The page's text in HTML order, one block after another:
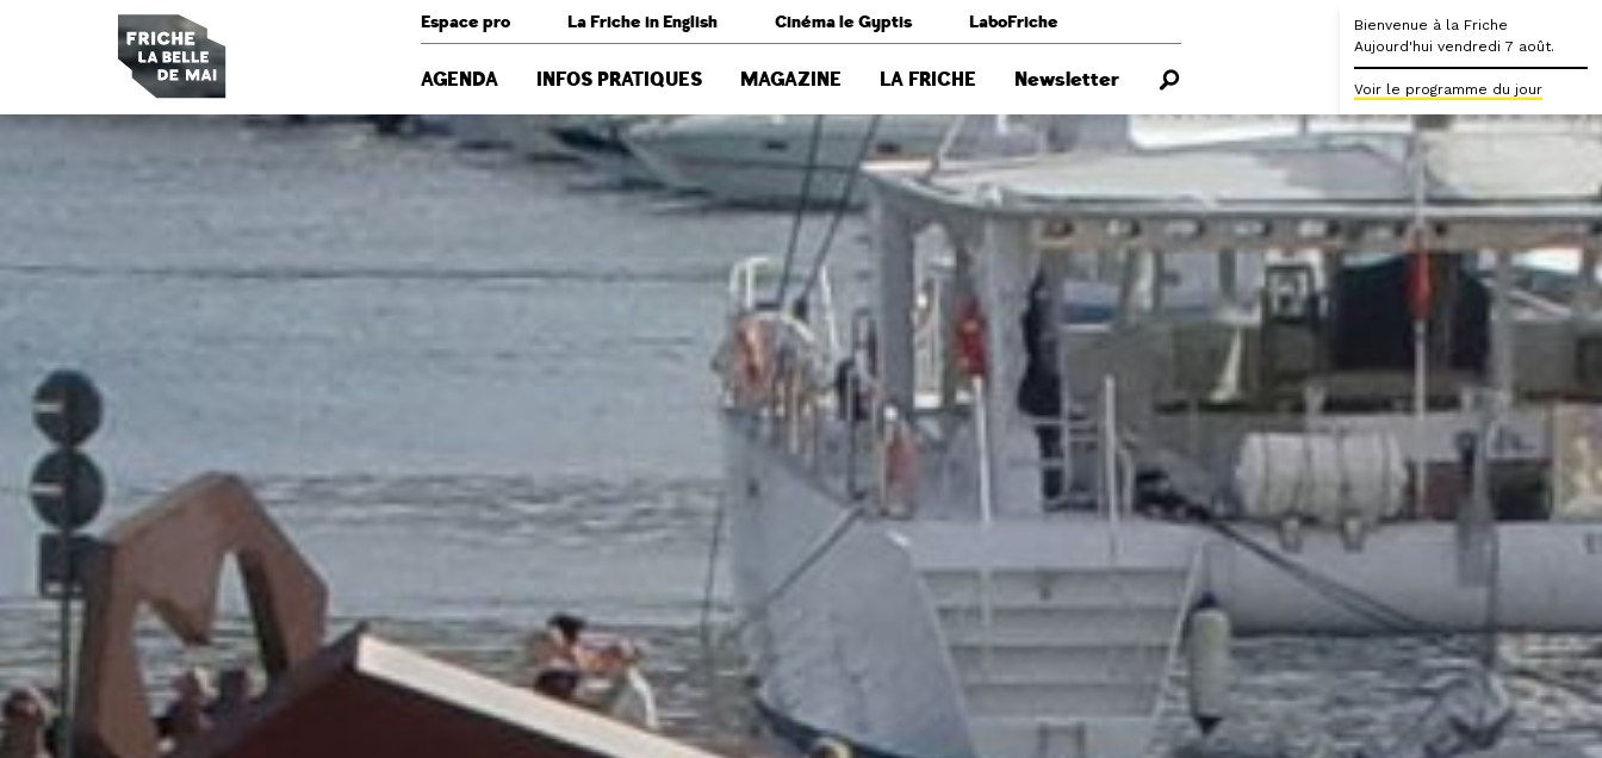
Espace pro La Friche in English Cinéma le Gyptis LaboFriche
AGENDA INFOS PRATIQUES MAGAZINE LA FRICHE Newsletter
Bienvenue à la Friche
Aujourd'hui vendredi 7 août.
Voir le programme du jour
Panneau de gestion des cookies